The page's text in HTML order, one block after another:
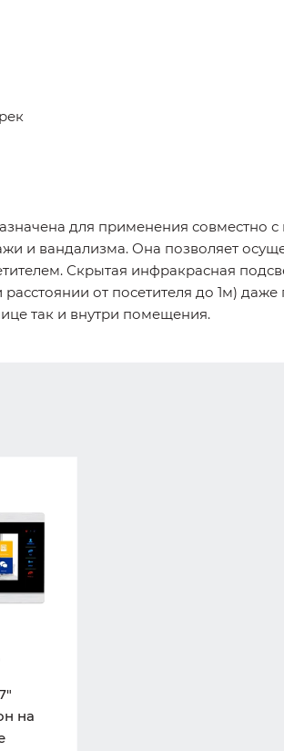
для применения совместно
и вандализма. Она позволяет
Скрытая инфракрасная
от посетителя до 1м)
так и внутри помещения.
на